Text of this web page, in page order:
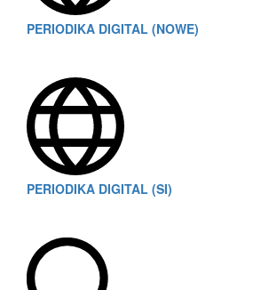
PERIODIKA DIGITAL (NOWE)
PERIODIKA DIGITAL (SI)